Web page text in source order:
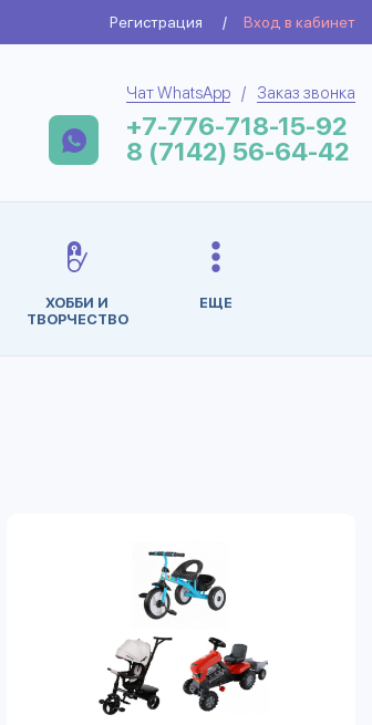
Регистрация / Вход в кабинет
Чат WhatsApp / Заказ звонка
+7-776-718-15-92
8 (7142) 56-64-42
ХОББИ И
ТВОРЧЕСТВО
ЕЩЕ